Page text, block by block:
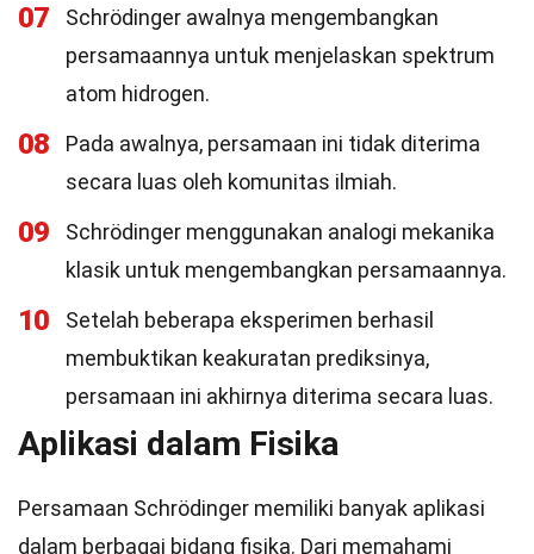
07
Schrödinger awalnya mengembangkan
persamaannya untuk menjelaskan spektrum
atom hidrogen.
08
Pada awalnya, persamaan ini tidak diterima
secara luas oleh komunitas ilmiah.
09
Schrödinger menggunakan analogi mekanika
klasik untuk mengembangkan persamaannya.
10
Setelah beberapa eksperimen berhasil
membuktikan keakuratan prediksinya,
persamaan ini akhirnya diterima secara luas.
Aplikasi dalam Fisika
Persamaan Schrödinger memiliki banyak aplikasi
dalam berbagai bidang fisika. Dari memahami